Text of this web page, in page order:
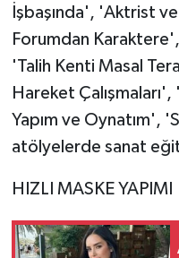
İşbaşında', 'Aktrist
Forumdan
'Talih Kenti Masal
Hareket
Yapım ve Oynatım',
atölyelerde sanat
HIZLI MASKE YAPIMI